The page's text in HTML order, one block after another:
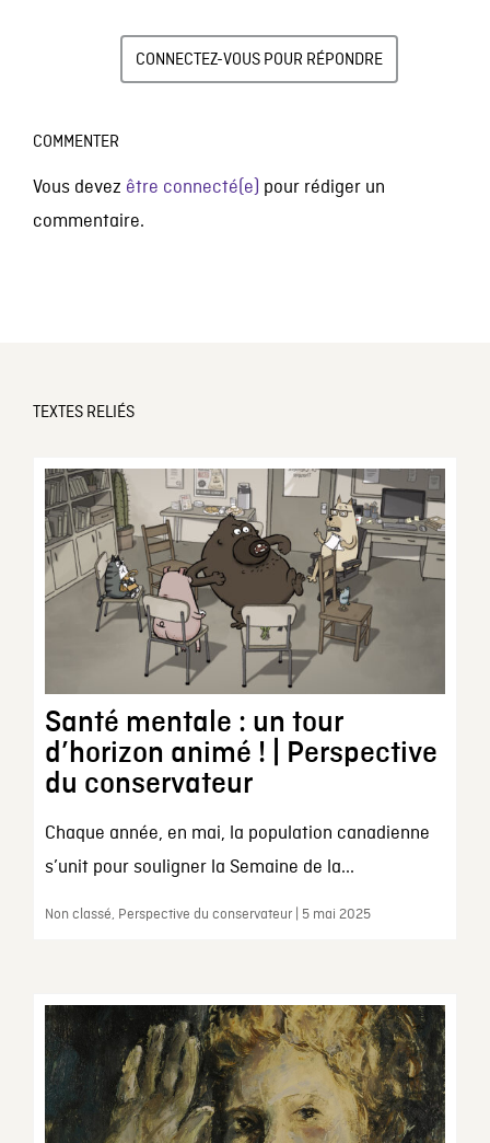
CONNECTEZ-VOUS POUR RÉPONDRE
COMMENTER
Vous devez être connecté(e) pour rédiger un
commentaire.
TEXTES RELIÉS
Santé mentale : un tour
d’horizon animé ! | Perspective
du conservateur
Chaque année, en mai, la population canadienne
s’unit pour souligner la Semaine de la...
Non classé, Perspective du conservateur | 5 mai 2025